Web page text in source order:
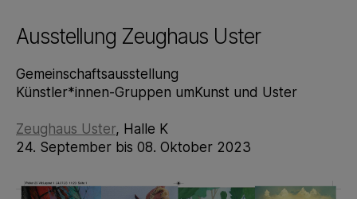
Zeughaus
Schweiz
Ausstellung Zeughaus Uster
Gemeinschaftsausstellung
Künstler*innen-Gruppen umKunst und Uster
Zeughaus Uster, Halle K
24. September bis 08. Oktober 2023